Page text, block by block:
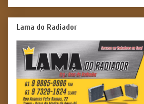
Lama do Radiador